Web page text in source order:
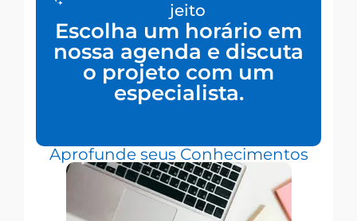
jeito
Escolha um horário em
nossa agenda e discuta
o projeto com um
especialista.
Aprofunde seus Conhecimentos